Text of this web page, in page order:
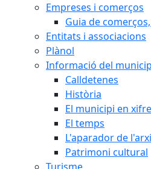
Empreses i comerços
Guia de
Entitats i associacions
Plànol
Informació del
Calldetenes
Història
El municipi en
El temps
L'aparador de
Patrimoni cultural